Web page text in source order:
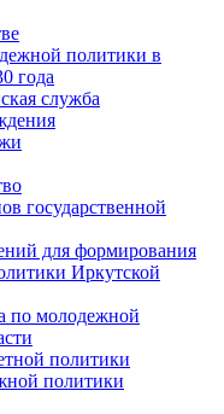
политики в
года
служба
государственной
для формирования
Иркутской
по молодежной
политики
политики